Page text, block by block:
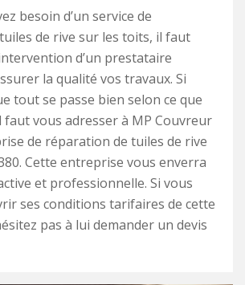
besoin d’un service de
de rive sur les toits, il faut
d’un prestataire
la qualité vos travaux. Si
tout se passe bien selon ce que
faut vous adresser à MP Couvreur
de réparation de tuiles de rive
Cette entreprise vous enverra
et professionnelle. Si vous
ses conditions tarifaires de cette
pas à lui demander un devis